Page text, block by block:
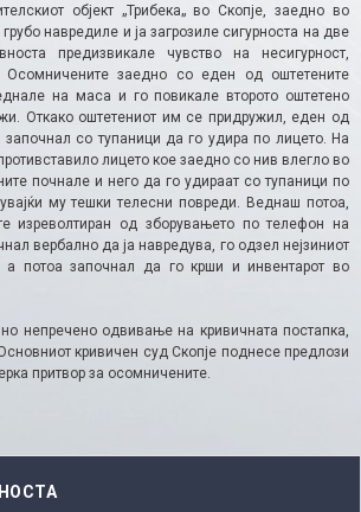
објект „Трибека„ во Скопје, заедно во
навредиле и ја загрозиле сигурноста на две
предизвикале чувство на несигурност,
Осомничените заедно со еден од оштетените
на маса и го повикале второто оштетено
Откако оштетениот им се придружил, еден од
со тупаници да го удира по лицето. На
лицето кое заедно со нив влегло во
почнале и него да го удираат со тупаници по
му тешки телесни повреди. Веднаш потоа,
изреволтиран од зборувањето по телефон на
вербално да ја навредува, го одзел нејзиниот
потоа започнал да го крши и инвентарот во
непречено одвивање на кривичната постапка,
кривичен суд Скопје поднесе предлози
притвор за осомничените.